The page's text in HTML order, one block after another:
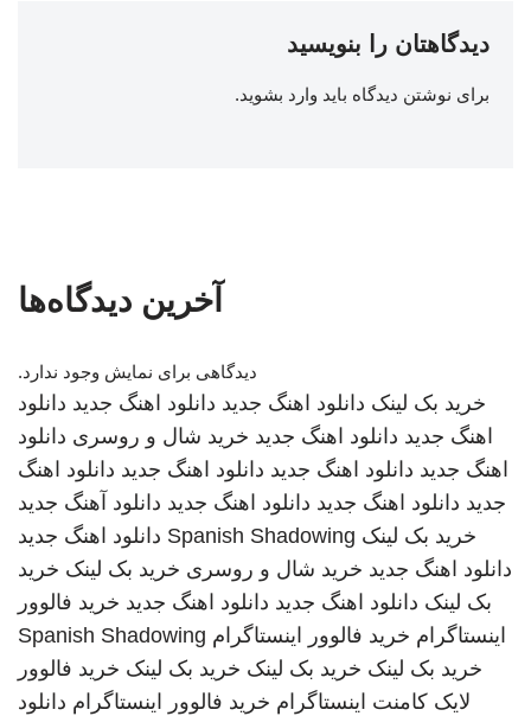
دیدگاهتان را بنویسید
برای نوشتن دیدگاه باید وارد بشوید.
آخرین دیدگاه‌ها
دیدگاهی برای نمایش وجود ندارد.
خرید بک لینک دانلود اهنگ جدید دانلود اهنگ جدید دانلود
اهنگ جدید دانلود اهنگ جدید خرید شال و روسری دانلود
اهنگ جدید دانلود اهنگ جدید دانلود اهنگ جدید دانلود اهنگ
جدید دانلود اهنگ جدید دانلود اهنگ جدید دانلود آهنگ جدید
خرید بک لینک Spanish Shadowing دانلود اهنگ جدید
دانلود اهنگ جدید خرید شال و روسری خرید بک لینک خرید
بک لینک دانلود اهنگ جدید دانلود اهنگ جدید خرید فالوور
اینستاگرام خرید فالوور اینستاگرام Spanish Shadowing
خرید بک لینک خرید بک لینک خرید بک لینک خرید فالوور
لایک کامنت اینستاگرام خرید فالوور اینستاگرام دانلود